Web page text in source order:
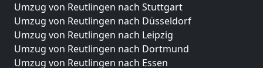
Umzug von Reutlingen nach Stuttgart
Umzug von Reutlingen nach Düsseldorf
Umzug von Reutlingen nach Leipzig
Umzug von Reutlingen nach Dortmund
Umzug von Reutlingen nach Essen